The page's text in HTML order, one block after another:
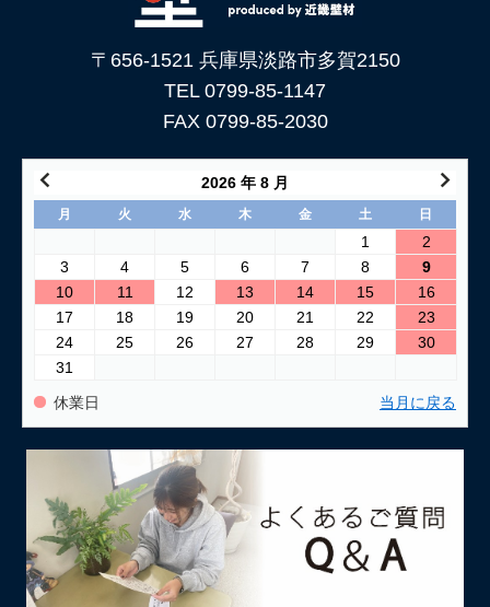
〒656-1521 兵庫県淡路市多賀2150
TEL 0799-85-1147
FAX 0799-85-2030
2026 年 8 月
月 火 水 木 金 土 日
1
2
3
4 5 6 7 8
9
10
11 12 13 14 15
16
17
18 19 20 21 22
23
24
25 26 27 28 29
30
31
休業日 当月に戻る